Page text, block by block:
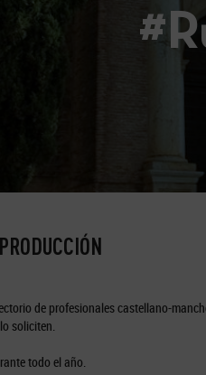
de profesionales castellano-
soliciten.
todo el año.